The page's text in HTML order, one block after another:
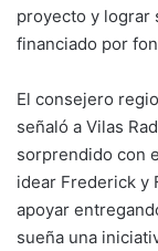
proyecto y lograr
financiado por
El consejero
señaló a Vilas
sorprendido con
idear Frederick y
apoyar
sueña una